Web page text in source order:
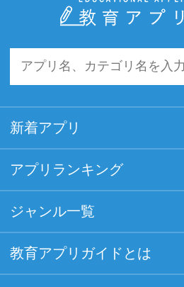
新着アプリ
アプリランキング
ジャンル一覧
教育アプリガイドとは